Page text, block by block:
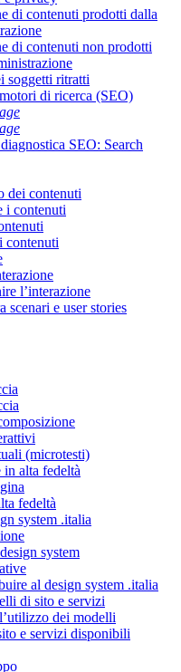
di contenuti prodotti dalla
di contenuti non prodotti
soggetti ritratti
di ricerca (SEO)
SEO: Search
dei contenuti
i contenuti
contenuti
l’interazione
scenari e user stories
(microtesti)
in alta fedeltà
fedeltà
system .italia
system
al design system .italia
di sito e servizi
dei modelli
e servizi disponibili